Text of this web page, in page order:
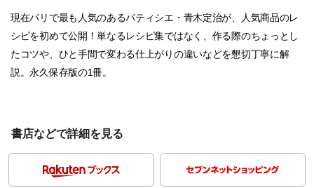
現在パリで最も人気のあるパティシエ・青木定治が、人気商品のレ
シピを初めて公開！単なるレシピ集ではなく、作る際のちょっとし
たコツや、ひと手間で変わる仕上がりの違いなどを懇切丁寧に解
説。永久保存版の1冊。
書店などで詳細を見る